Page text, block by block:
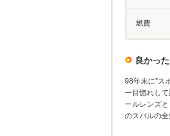
燃費
良かっ
98年末に”ス
一目惚れし
ールレンズ
のスバルの